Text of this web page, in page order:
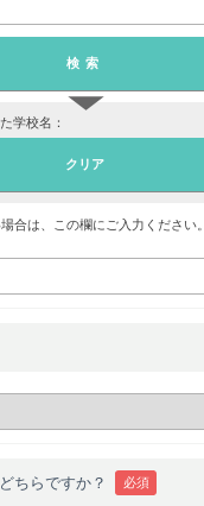
学校名：
合は、この欄にご入力ください。
ちらですか？ 必須